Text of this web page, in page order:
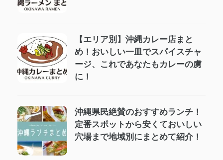
【エリア別】沖縄カレー店まと
め！おいしい一皿でスパイスチャ
ージ、これであなたもカレーの虜
に！
沖縄県民絶賛のおすすめランチ！
定番スポットから安くておいしい
穴場まで地域別にまとめて紹介！